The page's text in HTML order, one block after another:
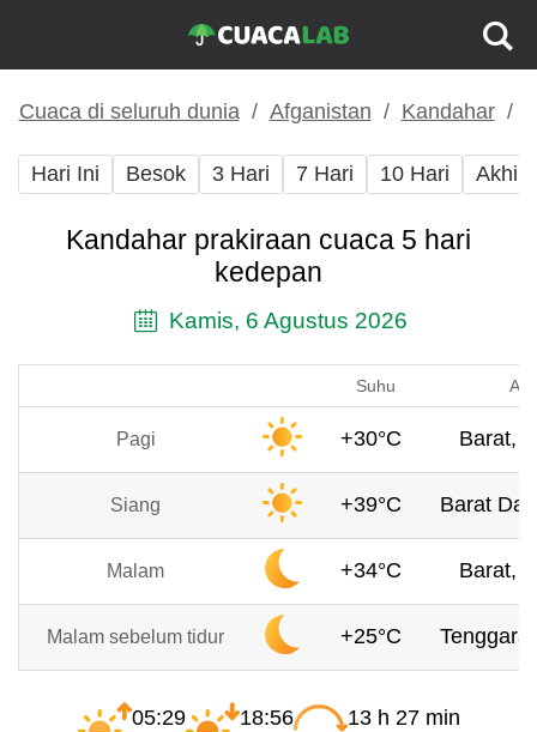
Cuaca di seluruh dunia Afganistan Kandahar
Hari Ini Besok 3 Hari 7 Hari 10 Hari Akhir
Kandahar prakiraan cuaca 5 hari
kedepan
Kamis, 6 Agustus 2026
Suhu
Pagi +30°C Barat,
Siang +39°C Barat
Malam +34°C Barat,
Malam sebelum tidur +25°C
05:29 18:56 13 h 27 min